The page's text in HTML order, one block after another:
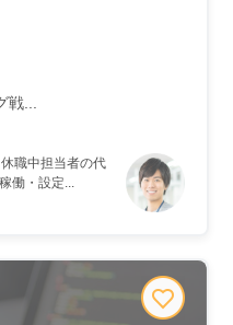
戦...
職中担当者の代
働・設定...